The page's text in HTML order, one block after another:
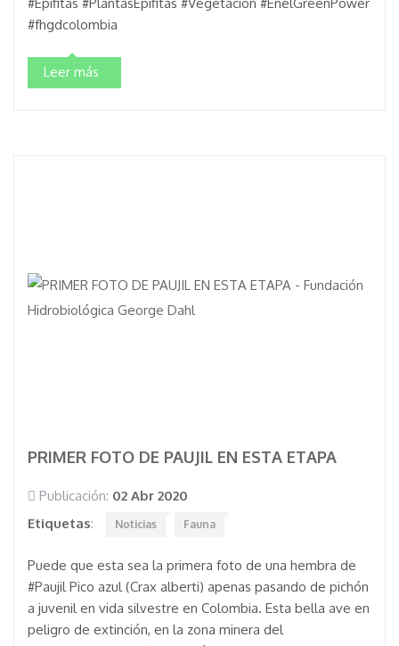
#fhgdcolombia
Leer más
PRIMER FOTO DE PAUJIL EN ESTA ETAPA
Publicación: 02 Abr 2020
Etiquetas: Noticias Fauna
Puede que esta sea la primera foto de una hembra de
#Paujil Pico azul (Crax alberti) apenas pasando de pichón
a juvenil en vida silvestre en Colombia. Esta bella ave en
peligro de extinción, en la zona minera del